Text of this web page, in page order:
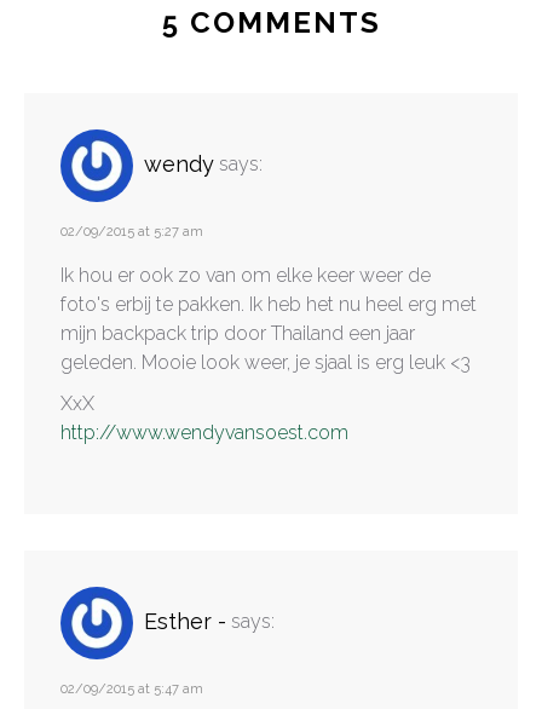
5 COMMENTS
wendy says:
02/09/2015 at 5:27 am
Ik hou er ook zo van om elke keer weer de
foto's erbij te pakken. Ik heb het nu heel erg met
mijn backpack trip door Thailand een jaar
geleden. Mooie look weer, je sjaal is erg leuk <3
XxX
http://www.wendyvansoest.com
Esther - says:
02/09/2015 at 5:47 am